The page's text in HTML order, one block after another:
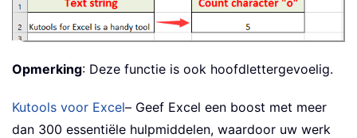
Opmerking: Deze functie is ook hoofdlettergevoelig.
Kutools voor Excel– Geef Excel een boost met meer
dan 300 essentiële hulpmiddelen, waardoor uw werk